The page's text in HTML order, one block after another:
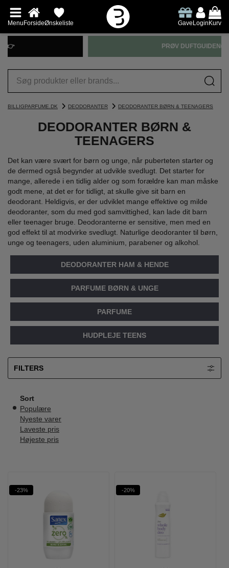
MenuForsideØnskeliste GaveLoginKurv
BILLIGPARFUME.DK DEODORANTER DEODORANTER BØRN & TEENAGERS
DEODORANTER BØRN &
TEENAGERS
Det kan være svært for børn og unge, når puberteten starter og
de dermed også begynder at udvikle svedlugt. Det starter for
mange, allerede i en tidlig alder og som forældre kan man måske
godt mene, at det er for tidligt, at skulle give sit barn en
deodorant. Heldigvis, er der udviklet mange effektive og milde
deodoranter, som du med god samvittighed, kan lade dit barn
eller teenager bruge. Deodoranterne er sensitive, men med en
god effekt til at modvirke svedlugt. Naturlige deodoranter til børn,
unge og teenagers, uden aluminium, parabener og alkohol.
DEODORANTER HAM & HENDE
PARFUME BØRN & UNGE
PARFUME
HUDPLEJE TEENS
FILTERS
Sort
Populære
Nyeste varer
Laveste pris
Højeste pris
-23% -20%